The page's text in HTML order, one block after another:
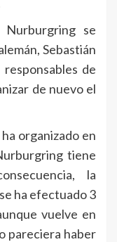
se
Sebastián
de
de nuevo el
organizado en
tiene
la
ha efectuado 3
vuelve en
pareciera haber